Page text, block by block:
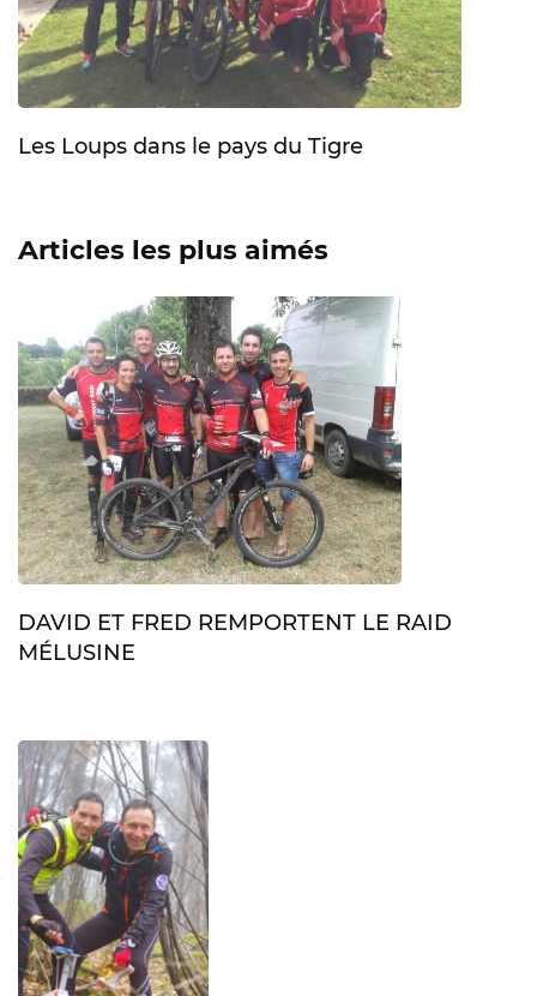
Les Loups dans le pays du Tigre
Articles les plus aimés
DAVID ET FRED REMPORTENT LE RAID
MÉLUSINE